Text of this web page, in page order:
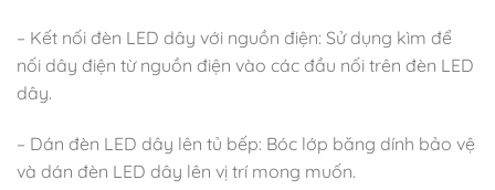
– Kết nối đèn LED dây với nguồn điện: Sử dụng kìm để
nối dây điện từ nguồn điện vào các đầu nối trên đèn LED
dây.
– Dán đèn LED dây lên tủ bếp: Bóc lớp băng dính bảo vệ
và dán đèn LED dây lên vị trí mong muốn.